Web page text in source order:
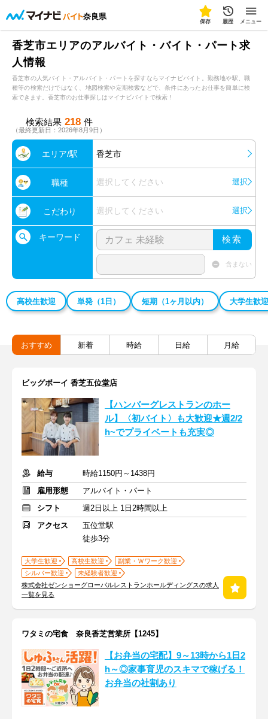
奈良県
保存 履歴 メニュー
香芝市エリアのアルバイト・バイト・パート求
人情報
香芝市の人気バイト・アルバイト・パートを探すならマイナビバイト。勤務地や駅、職
種等の検索だけではなく、地図検索や定期検索などで、条件にあったお仕事を簡単に検
索できます。香芝市のお仕事探しはマイナビバイトで検索！
検索結果 218 件
（最終更新日：2026年8月9日）
エリア/駅 香芝市
職種 選択してください 選択
こだわり 選択してください 選択
キーワード 検索
含まない
高校生歓迎 単発（1日） 短期（1ヶ月以内） 大学生歓迎
おすすめ 新着 時給 日給 月給
ビッグボーイ 香芝五位堂店
【ハンバーグレストランのホー
ル】〈初バイト〉も大歓迎★週2/2
h~でプライベートも充実◎
給与
時給1150円～1438円
雇用形態
アルバイト・パート
シフト
週2日以上 1日2時間以上
アクセス
五位堂駅
徒歩3分
大学生歓迎 高校生歓迎
副業・Ｗワーク歓迎
シルバー歓迎
未経験者歓迎
株式会社ゼンショーグローバルレストランホールディングスの求人
一覧を見る
ワタミの宅食 奈良香芝営業所【1245】
【お弁当の宅配】9～13時から1日2
h～◎家事育児のスキマで稼げる！
お弁当の社割あり